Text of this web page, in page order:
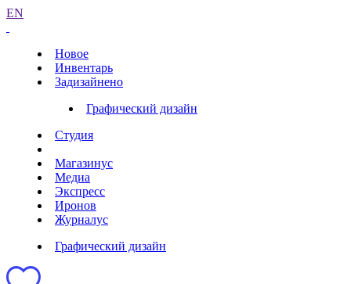
EN
Новое
Инвентарь
Задизайнено
Графический дизайн
Студия
Магазинус
Медиа
Экспресс
Иронов
Журналус
Графический дизайн